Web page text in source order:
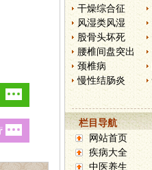
干燥综合征
风湿类风湿
股骨头坏死
腰椎间盘突出
颈椎病
慢性结肠炎
栏目导航
网站首页
疾病大全
中医养生